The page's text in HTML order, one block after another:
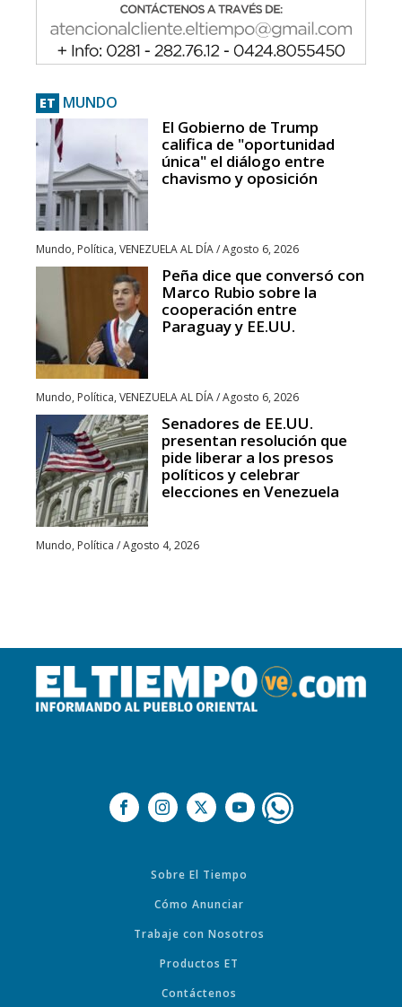
ET MUNDO
El Gobierno de Trump
califica de "oportunidad
única" el diálogo entre
chavismo y oposición
Mundo, Política, VENEZUELA AL DÍA/Agosto 6, 2026
Peña dice que conversó con
Marco Rubio sobre la
cooperación entre
Paraguay y EE.UU.
Mundo, Política, VENEZUELA AL DÍA/Agosto 6, 2026
Senadores de EE.UU.
presentan resolución que
pide liberar a los presos
políticos y celebrar
elecciones en Venezuela
Mundo, Política /Agosto 4, 2026
Sobre El Tiempo
Cómo Anunciar
Trabaje con Nosotros
Productos ET
Contáctenos